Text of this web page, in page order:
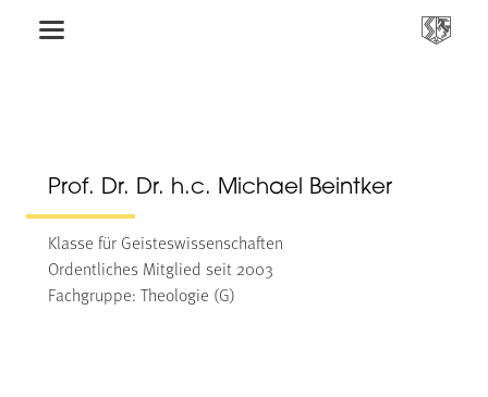
Prof. Dr. Dr. h.c. Michael Beintker
Klasse für Geisteswissenschaften
Ordentliches Mitglied seit 2003
Fachgruppe: Theologie (G)